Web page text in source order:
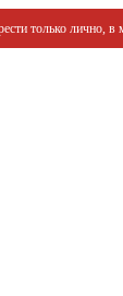
только лично, в